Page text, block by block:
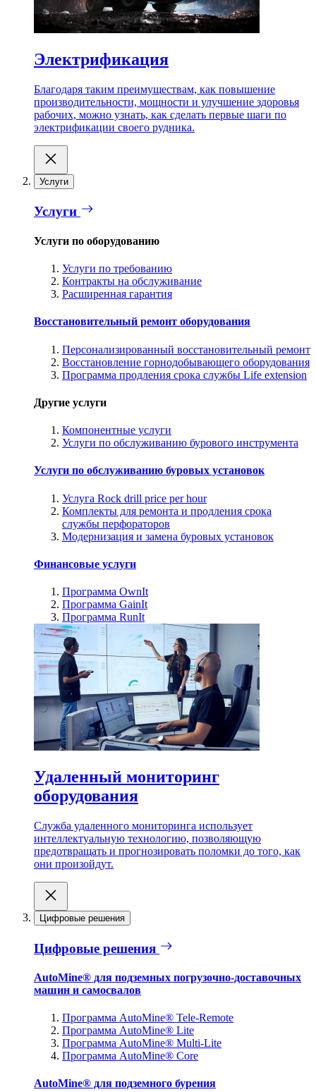
Электрификация
Благодаря таким преимуществам, как повышение
производительности, мощности и улучшение здоровья
рабочих, можно узнать, как сделать первые шаги по
электрификации своего рудника.
Услуги
Услуги
Услуги по оборудованию
Услуги по требованию
Контракты на обслуживание
Расширенная гарантия
Восстановительный ремонт оборудования
Персонализированный восстановительный ремонт
Восстановление горнодобывающего оборудования
Программа продления срока службы Life extension
Другие услуги
Компонентные услуги
Услуги по обслуживанию бурового инструмента
Услуги по обслуживанию буровых установок
Услуга Rock drill price per hour
Комплекты для ремонта и продления срока
службы перфораторов
Модернизация и замена буровых установок
Финансовые услуги
Программа OwnIt
Программа GainIt
Программа RunIt
Удаленный мониторинг
оборудования
Служба удаленного мониторинга использует
интеллектуальную технологию, позволяющую
предотвращать и прогнозировать поломки до того, как
они произойдут.
Цифровые решения
Цифровые решения
AutoMine® для подземных погрузочно-доставочных
машин и самосвалов
Программа AutoMine® Tele-Remote
Программа AutoMine® Lite
Программа AutoMine® Multi-Lite
Программа AutoMine® Core
AutoMine® для подземного бурения